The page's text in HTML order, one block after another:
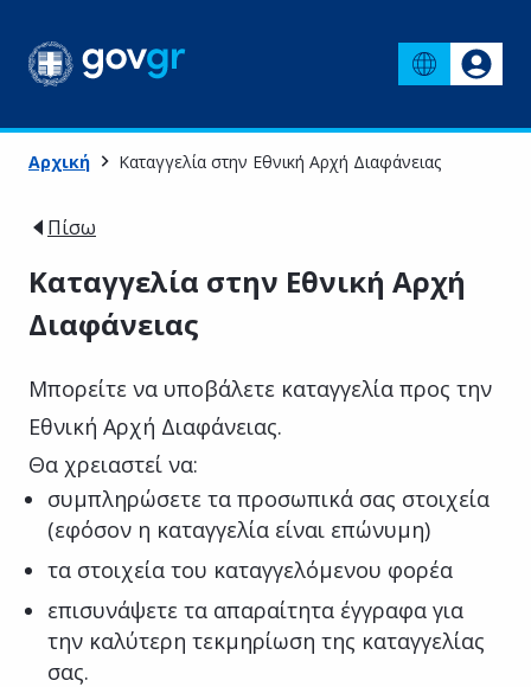
Αρχική Καταγγελία στην Εθνική Αρχή Διαφάνειας
Πίσω
Καταγγελία στην Εθνική Αρχή
Διαφάνειας
Μπορείτε να υποβάλετε καταγγελία προς την
Εθνική Αρχή Διαφάνειας.
Θα χρειαστεί να:
συμπληρώσετε τα προσωπικά σας στοιχεία
(εφόσον η καταγγελία είναι επώνυμη)
τα στοιχεία του καταγγελόμενου φορέα
επισυνάψετε τα απαραίτητα έγγραφα για
την καλύτερη τεκμηρίωση της καταγγελίας
σας.